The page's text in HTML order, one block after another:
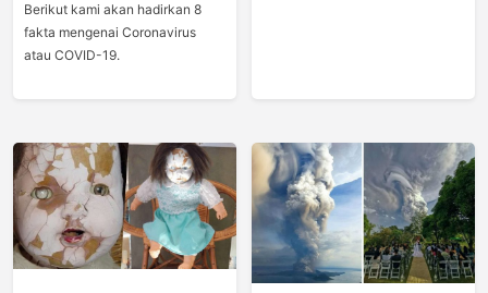
Berikut kami akan hadirkan 8
fakta mengenai Coronavirus
atau COVID-19.